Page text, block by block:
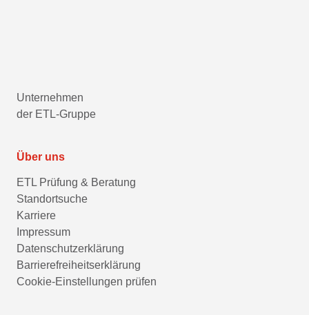
Unternehmen
der ETL-Gruppe
Über uns
ETL Prüfung & Beratung
Standortsuche
Karriere
Impressum
Datenschutzerklärung
Barrierefreiheitserklärung
Cookie-Einstellungen prüfen